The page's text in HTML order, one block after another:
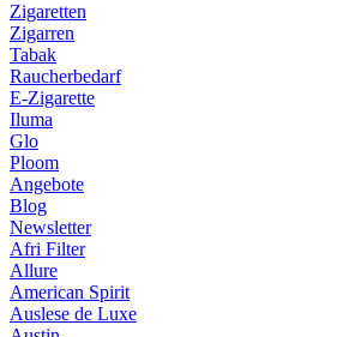
Zigaretten
Zigarren
Tabak
Raucherbedarf
E-Zigarette
Iluma
Glo
Ploom
Angebote
Blog
Newsletter
Afri Filter
Allure
American Spirit
Auslese de Luxe